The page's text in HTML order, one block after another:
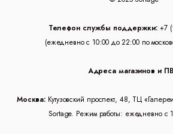
Телефон службы поддержки: +7
(ежедневно с 10:00 до 22:00 по
Адреса магазинов и
Москва: Кутузовский проспект, 48, ТЦ
Sortage. Режим работы: ежедневно с